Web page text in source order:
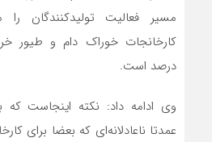
مسیر فعالیت تولیدکنندگان
درصد است.
وی ادامه داد: نکته اینجاست
عمدتا ناعادلانه‌ای که بعضا برای